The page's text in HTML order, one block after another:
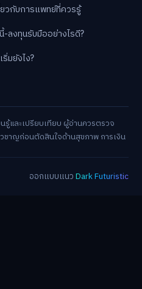
วกับการแพทย์ที่ควรรู้
ลงทุนรับมืออย่างไรดี?
มยังไง?
รู้และเปรียบเทียบ ผู้อ่านควรตรวจ
ชาญก่อนตัดสินใจด้านสุขภาพ การเงิน
ออกแบบแนวDark Futuristic